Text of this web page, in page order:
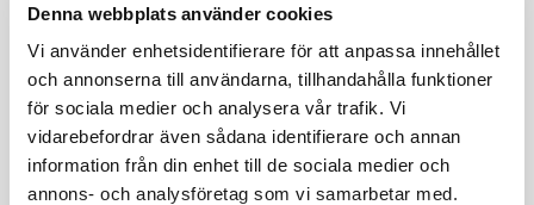
Denna webbplats använder cookies
Vi använder enhetsidentifierare för att anpassa innehållet
och annonserna till användarna, tillhandahålla funktioner
för sociala medier och analysera vår trafik. Vi
vidarebefordrar även sådana identifierare och annan
information från din enhet till de sociala medier och
annons- och analysföretag som vi samarbetar med.
Specifikation
Beskrivning
Tillv. art. nr:CCT-1230
EAN-kod: